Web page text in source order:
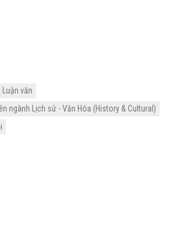
Luận văn
ngành Lịch sử - Văn Hóa (History & Cultural)